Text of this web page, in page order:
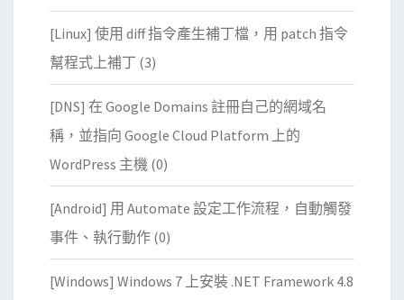
[Linux] 使用 diff 指令產生補丁檔，用 patch 指令
幫程式上補丁 (3)
[DNS] 在 Google Domains 註冊自己的網域名
稱，並指向 Google Cloud Platform 上的
WordPress 主機 (0)
[Android] 用 Automate 設定工作流程，自動觸發
事件、執行動作 (0)
[Windows] Windows 7 上安裝 .NET Framework 4.8